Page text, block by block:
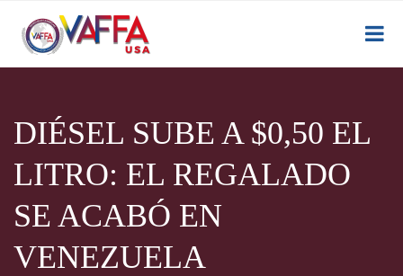
DIÉSEL SUBE A $0,50 EL
LITRO: EL REGALADO
SE ACABÓ EN
VENEZUELA